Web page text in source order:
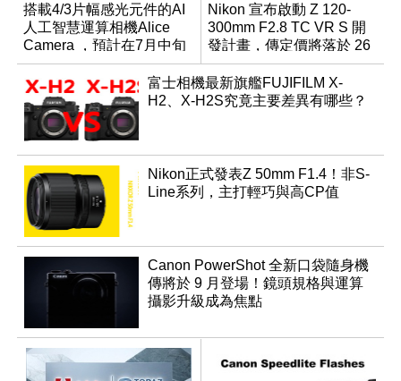
搭載4/3片幅感光元件的AI
人工智慧運算相機Alice
Camera ，預計在7月中旬
開始交貨！
Nikon 宣布啟動 Z 120-
300mm F2.8 TC VR S 開
發計畫，傳定價將落於 26
萬元級距
富士相機最新旗艦FUJIFILM X-
H2、X-H2S究竟主要差異有哪些？
Nikon正式發表Z 50mm F1.4！非S-
Line系列，主打輕巧與高CP值
Canon PowerShot 全新口袋隨身機
傳將於 9 月登場！鏡頭規格與運算
攝影升級成為焦點